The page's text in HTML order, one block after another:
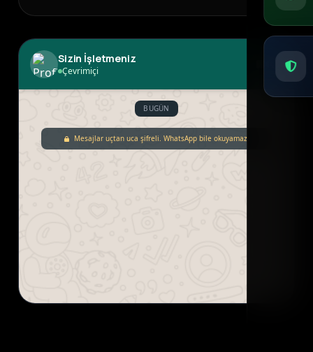
Sizin İşletmeniz
Çevrimiçi
BUGÜN
Mesajlar uçtan uca şifreli. WhatsApp bile okuyamaz.